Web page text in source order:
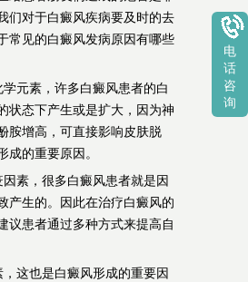
们对于白癜风疾病要及时的去
常见的白癜风发病原因有哪些
素，许多白癜风患者的白
状态下产生或是扩大，因为神
胺增高，可直接影响皮肤脱
成的重要原因。
，很多白癜风患者就是因
产生的。因此在治疗白癜风的
议患者通过多种方式来提高自
也是白癜风形成的重要因
电
话
咨
询